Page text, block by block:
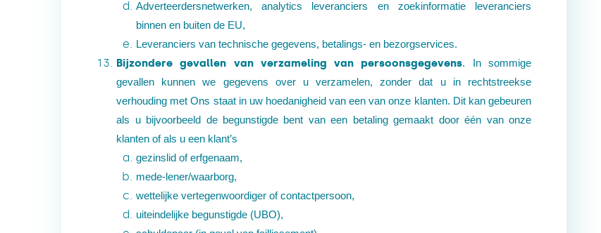
Adverteerdersnetwerken, analytics leveranciers en zoekinformatie leveranciers
binnen en buiten de EU,
Leveranciers van technische gegevens, betalings- en bezorgservices.
Bijzondere gevallen van verzameling van persoonsgegevens. In sommige
gevallen kunnen we gegevens over u verzamelen, zonder dat u in rechtstreekse
verhouding met Ons staat in uw hoedanigheid van een van onze klanten. Dit kan gebeuren
als u bijvoorbeeld de begunstigde bent van een betaling gemaakt door één van onze
klanten of als u een klant’s
gezinslid oferfgenaam,
mede-lener/waarborg,
wettelijke vertegenwoordiger ofcontactpersoon,
uiteindelijke begunstigde (UBO),